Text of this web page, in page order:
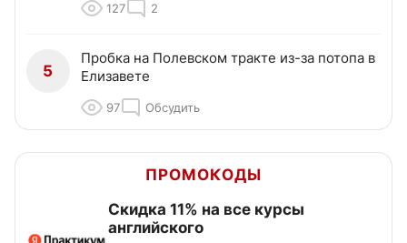
127 2
5
Пробка на Полевском тракте из-за потопа в
Елизавете
97 Обсудить
ПРОМОКОДЫ
Скидка 11% на все курсы
английского